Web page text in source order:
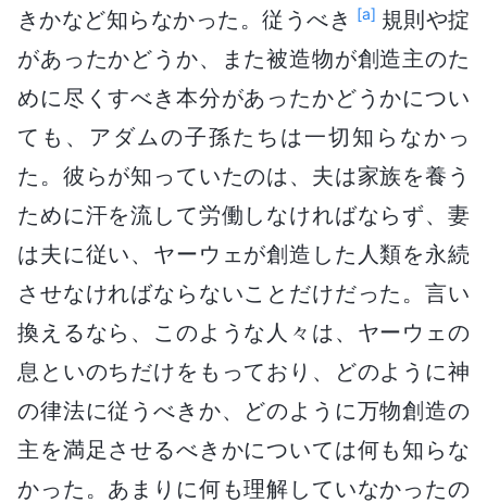
きかなど知らなかった。従うべき [a] 規則や掟
があったかどうか、また被造物が創造主のた
めに尽くすべき本分があったかどうかについ
ても、アダムの子孫たちは一切知らなかっ
た。彼らが知っていたのは、夫は家族を養う
ために汗を流して労働しなければならず、妻
は夫に従い、ヤーウェが創造した人類を永続
させなければならないことだけだった。言い
換えるなら、このような人々は、ヤーウェの
息といのちだけをもっており、どのように神
の律法に従うべきか、どのように万物創造の
主を満足させるべきかについては何も知らな
かった。あまりに何も理解していなかったの